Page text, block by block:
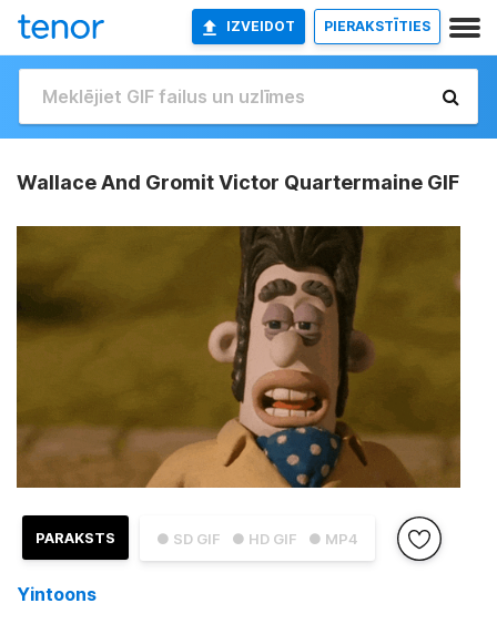
IZVEIDOT PIERAKSTĪTIES
Wallace And Gromit Victor Quartermaine GIF
● SD GIF ● HD GIF ● MP4
PARAKSTS
Yintoons